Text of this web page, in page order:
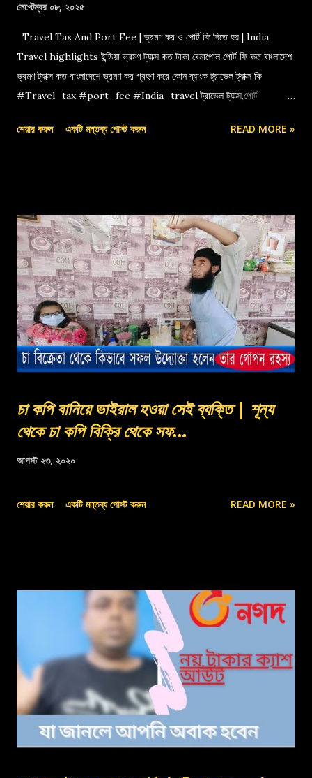
সেপ্টেম্বর ০৮, ২০২৫
Travel Tax And Port Fee | ভ্রমণ কর ও পোর্ট ফি দিতে হয় | India
Travel highlights ইন্ডিয়া ভ্রমণ ট্যাক্স কত টাকা বেনাপোল পোর্ট ফি কত বাংলাদেশ
ভ্রমণ ট্যাক্স কত বাংলাদেশে ভ্রমণ কর গ্রহণ করে কোন ব্যাংক ট্রাভেল ট্যাক্স কি
#Travel_tax #port_fee #India_travel ট্রাভেল ট্যাক্স,পোর্ট
শেয়ার করুন একটি মন্তব্য পোস্ট করুন READ MORE »
চা কপি বানিয়ে ভাইরাল হওয়া সেই ব্যক্তি | শূন্য
থেকে চা কপি বিক্রি থেকে সফ...
আগস্ট ২৩, ২০২০
শেয়ার করুন একটি মন্তব্য পোস্ট করুন READ MORE »